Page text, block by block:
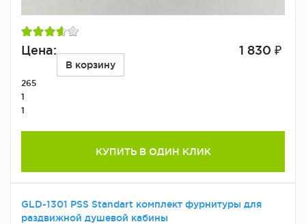
Цена: 1 830 ₽
В корзину
265
1
1
КУПИТЬ В ОДИН КЛИК
GLD-1301 PSS Standart комплект фурнитуры для
раздвижной душевой кабины